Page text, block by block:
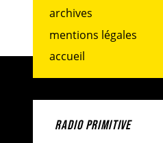
archives
mentions légales
accueil
RADIO PRIMITIVE